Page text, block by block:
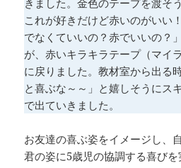
これが好きだけど赤いのがいい
でなくていいの？赤でいいの？
が、赤いキラキラテープ（マイ
に戻りました。教材室から出る
と喜ぶな～～」と嬉しそうにス
で出ていきました。
お友達の喜ぶ姿をイメージし、
君の姿に5歳児の協調する喜び